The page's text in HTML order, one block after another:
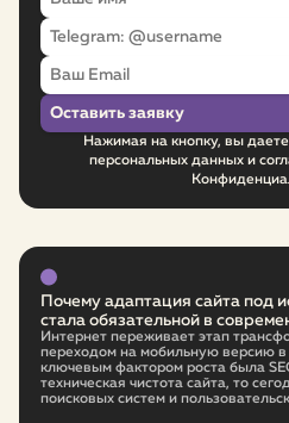
Нажимая на кнопку, вы
персональных данных и
Почему адаптация сайта под
стала обязательной в
Интернет переживает этап
переходом на мобильную версию
ключевым фактором роста была
техническая чистота сайта, то
поисковых систем и